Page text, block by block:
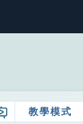
教學模式